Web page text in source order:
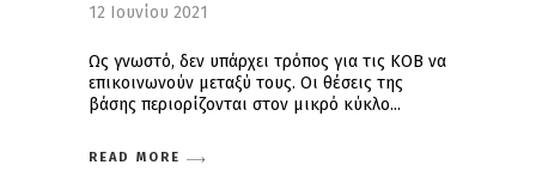
12 Ιουνίου 2021
Ως γνωστό, δεν υπάρχει τρόπος για τις ΚΟΒ να
επικοινωνούν μεταξύ τους. Οι θέσεις της
βάσης περιορίζονται στον μικρό κύκλο
READ MORE